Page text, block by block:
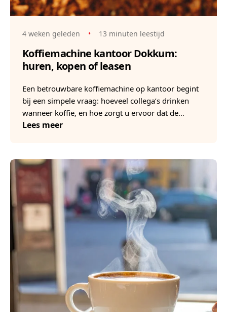
4 weken geleden • 13 minuten leestijd
Koffiemachine kantoor Dokkum:
huren, kopen of leasen
Een betrouwbare koffiemachine op kantoor begint
bij een simpele vraag: hoeveel collega’s drinken
wanneer koffie, en hoe zorgt u ervoor dat de…
Lees meer